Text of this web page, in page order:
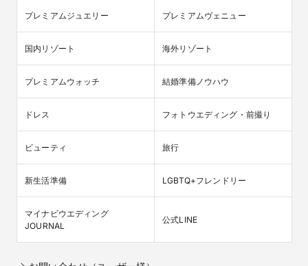
プレミアムジュエリー プレミアムヴェニュー
国内リゾート 海外リゾート
プレミアムウォッチ 結婚準備ノウハウ
ドレス フォトウエディング・前撮り
ビューティ 旅行
新生活準備 LGBTQ+フレンドリー
マイナビウエディング
JOURNAL
公式LINE